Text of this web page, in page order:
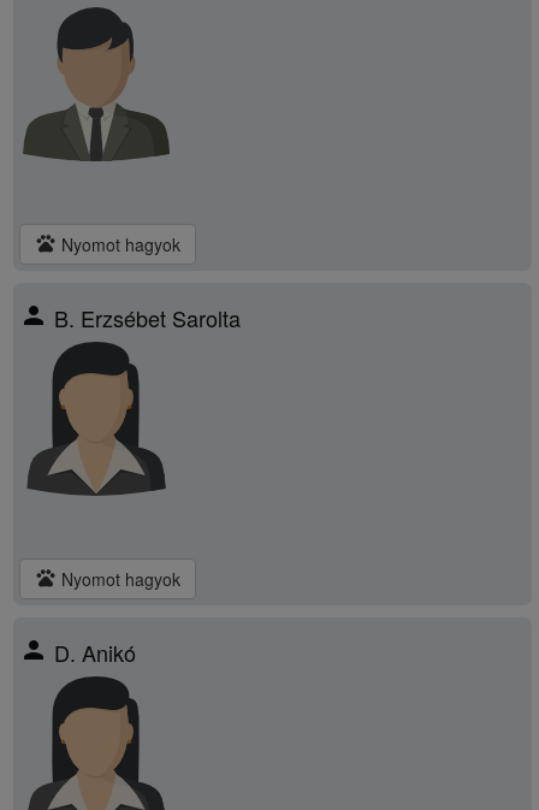
pets Nyomot hagyok
person B. Erzsébet Sarolta
pets Nyomot hagyok
person D. Anikó